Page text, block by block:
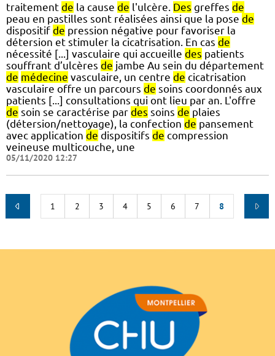
traitement de la cause de l'ulcère. Des greffes de
peau en pastilles sont réalisées ainsi que la pose de
dispositif de pression négative pour favoriser la
détersion et stimuler la cicatrisation. En cas de
nécessité [...] vasculaire qui accueille des patients
souffrant d’ulcères de jambe Au sein du département
de médecine vasculaire, un centre de cicatrisation
vasculaire offre un parcours de soins coordonnés aux
patients [...] consultations qui ont lieu par an. L'offre
de soin se caractérise par des soins de plaies
(détersion/nettoyage), la confection de pansement
avec application de dispositifs de compression
veineuse multicouche, une
05/11/2020 12:27
1 2 3 4 5 6 7 8